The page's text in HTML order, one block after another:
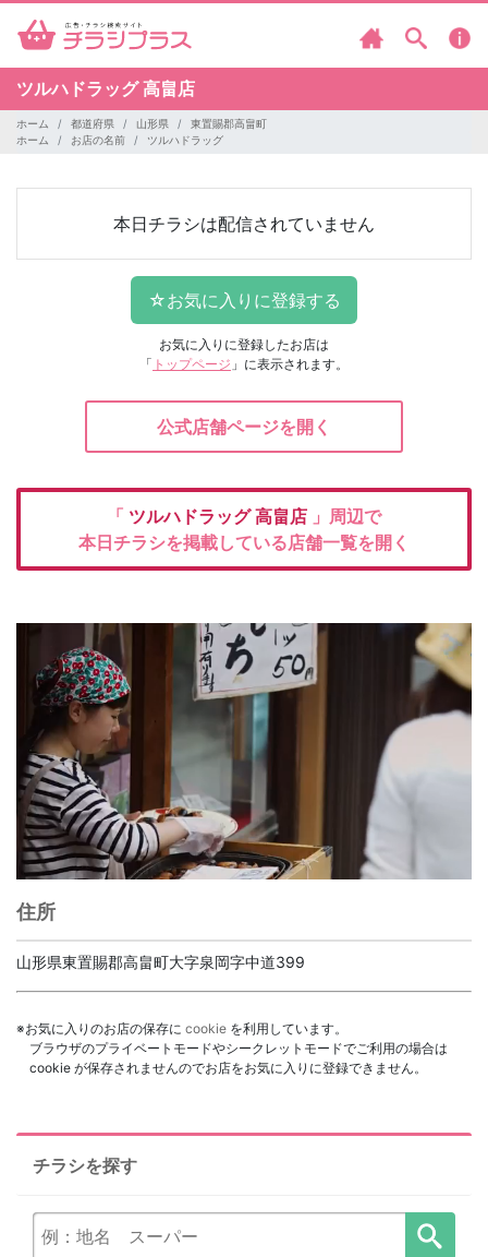
ツルハドラッグ高畠店
ホーム 都道府県 山形県
東置賜郡高畠町
ホーム
お店の名前 ツルハドラッグ
本日チラシは配信されていません
お気に入りに登録したお店は
「 トップページ 」に表示されます。
公式店舗ページを開く
「 ツルハドラッグ高畠店 」周辺で
本日チラシを掲載している店舗一覧を開く
住所
山形県東置賜郡高畠町大字泉岡字中道399
※お気に入りのお店の保存に cookie を利用しています。
ブラウザのプライベートモードやシークレットモードでご利用の場合は
cookie が保存されませんのでお店をお気に入りに登録できません。
チラシを探す